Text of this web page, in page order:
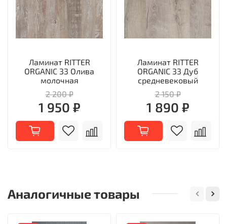
Ламинат RITTER
ORGANIC 33 Олива
молочная
2 200 ₽
1 950 ₽
Ламинат RITTER
ORGANIC 33 Дуб
средневековый
2 150 ₽
1 890 ₽
Аналогичные товары